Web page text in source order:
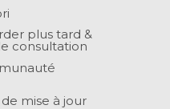
plus tard &
consultation
mise à jour